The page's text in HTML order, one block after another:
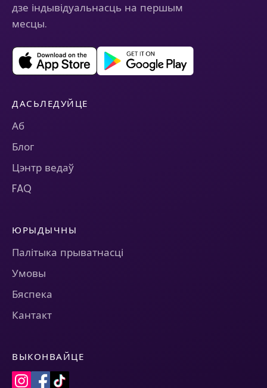
дзе індывідуальнасць на першым
месцы.
ДАСЬЛЕДУЙЦЕ
Аб
Блог
Цэнтр ведаў
FAQ
ЮРЫДЫЧНЫ
Палітыка прыватнасці
Умовы
Бяспека
Кантакт
ВЫКОНВАЙЦЕ